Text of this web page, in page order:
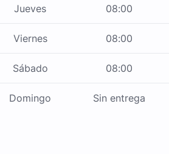
Jueves 08:00
Viernes 08:00
Sábado 08:00
Domingo Sin entrega